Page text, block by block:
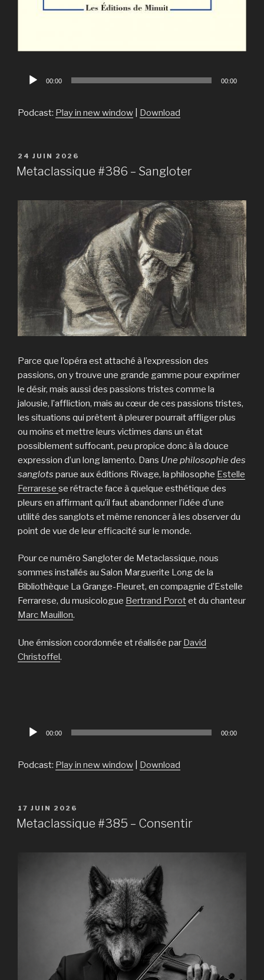
Lecteur
00:00 00:00
Podcast: Play in new window Download
PUBLIÉ
LE
24 JUIN 2026
Metaclassique #386 – Sangloter
Parce que l’opéra est attaché à l’expression des
passions, on y trouve une grande gamme pour exprimer
le désir, mais aussi des passions tristes comme la
jalousie, l’affliction, mais au cœur de ces passions tristes,
les situations qui prêtent à pleurer pourrait affliger plus
ou moins et mettre leurs victimes dans un état
possiblement suffocant, peu propice donc à la douce
expression d’un long lamento. Dans Une philosophie des
sanglots parue aux éditions Rivage, la philosophe Estelle
Ferrarese se rétracte face à quelque esthétique des
pleurs en affirmant qu’il faut abandonner l’idée d’une
utilité des sanglots et même renoncer à les observer du
point de vue de leur efficacité sur le monde.
Pour ce numéro Sangloter de Metaclassique, nous
sommes installés au Salon Marguerite Long de la
Bibliothèque La Grange-Fleuret, en compagnie d’Estelle
Ferrarese, du musicologue Bertrand Porotet du chanteur
Marc Mauillon.
Une émission coordonnée et réalisée par David
Christoffel.
Lecteur
00:00 00:00
Podcast: Play in new window Download
PUBLIÉ
LE
17 JUIN 2026
Metaclassique #385 – Consentir